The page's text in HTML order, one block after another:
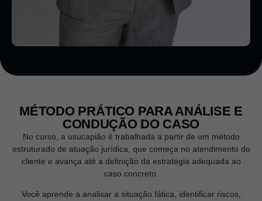
MÉTODO PRÁTICO PARA ANÁLISE E
CONDUÇÃO DO CASO
No curso, a usucapião é trabalhada a partir de um método
estruturado de atuação jurídica, que começa no atendimento do
cliente e avança até a definição da estratégia adequada ao
caso concreto.
Você aprende a analisar a situação fática, identificar riscos,